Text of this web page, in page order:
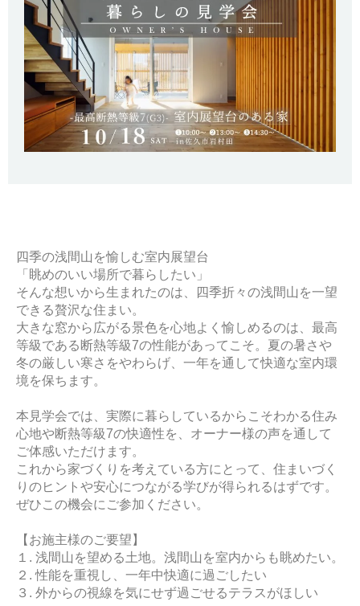
四季の浅間山を愉しむ室内展望台
「眺めのいい場所で暮らしたい」
そんな想いから生まれたのは、四季折々の浅間山を一望
できる贅沢な住まい。
大きな窓から広がる景色を心地よく愉しめるのは、最高
等級である断熱等級7の性能があってこそ。夏の暑さや
冬の厳しい寒さをやわらげ、一年を通して快適な室内環
境を保ちます。
本見学会では、実際に暮らしているからこそわかる住み
心地や断熱等級7の快適性を、オーナー様の声を通して
ご体感いただけます。
これから家づくりを考えている方にとって、住まいづく
りのヒントや安心につながる学びが得られるはずです。
ぜひこの機会にご参加ください。
【お施主様のご要望】
１. 浅間山を望める土地。浅間山を室内からも眺めたい。
２. 性能を重視し、一年中快適に過ごしたい
３. 外からの視線を気にせず過ごせるテラスがほしい